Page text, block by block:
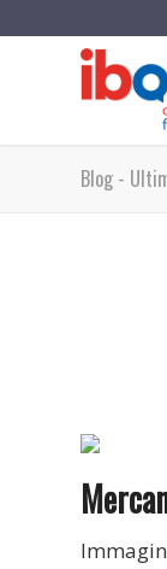
Blog -